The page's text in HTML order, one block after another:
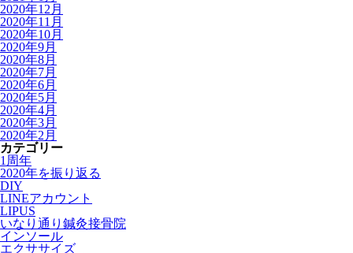
2020年12月
2020年11月
2020年10月
2020年9月
2020年8月
2020年7月
2020年6月
2020年5月
2020年4月
2020年3月
2020年2月
カテゴリー
1周年
2020年を振り返る
DIY
LINEアカウント
LIPUS
いなり通り鍼灸接骨院
インソール
エクササイズ